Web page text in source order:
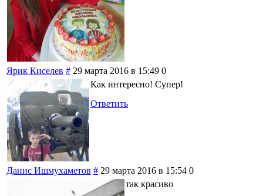
Ярик Киселев # 29 марта 2016 в 15:49 0
Как интересно! Супер!
Ответить
Данис Ишмухаметов # 29 марта 2016 в 15:54 0
так красиво